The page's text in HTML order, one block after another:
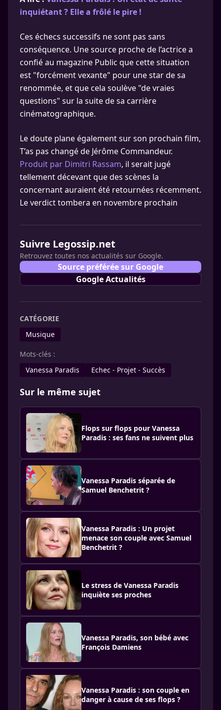
inquiétant ? Elle a frôlé le pire !
Ces échecs successifs ne sont pas sans
conséquence. Une source proche de l’actrice a
confié au magazine Public que cette situation
est "forcément vexante" pour une star de sa
renommée, et que cela soulève "de vraies
questions" sur la suite de sa carrière
cinématographique.
Le doute plane également sur son prochain film,
T’as pas changé de Jérôme Commandeur.
Produit par Dimitri Rassam, il serait jugé
tellement décevant que des scènes la
concernant auraient été retournées récemment.
Le verdict tombera en novembre prochain
Suivre Legossip.net
Retrouvez toutes nos actualités sur Google.
Source préférée sur Google
Google Actualités
CATÉGORIE
Musique
Mots-clés :
Vanessa Paradis
Echec - Projet - Succès
Sur le même sujet
Flops sur flops pour Vanessa
Paradis : ses fans ne suivent plus
Vanessa Paradis séparée de
Samuel Benchetrit ?
Vanessa Paradis : Un projet
menace son couple avec Samuel
Benchetrit ?
Le stress de Vanessa Paradis
inquiète ses proches
Vanessa Paradis, son bébé avec
François Damiens
Vanessa Paradis : son couple en
danger à cause de ses flops ?